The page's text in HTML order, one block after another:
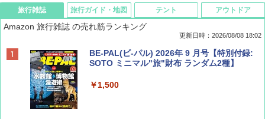
旅行雑誌
Amazon 旅行雑誌 の売れ筋ランキング
更新日時：2026/08/08 18:02
BE-PAL(ビ-パル) 2026年 9 月号【特別付録:
SOTO ミニマル"旅"財布 ランダム2種】
￥1,500
旅行ガイド・地図 テント アウトドア